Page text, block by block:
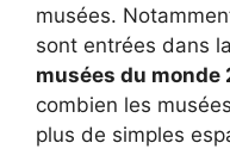
musées.
sont entrées dans
musées du monde
combien les
plus de simples